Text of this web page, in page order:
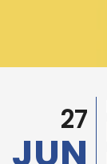
27
JUN